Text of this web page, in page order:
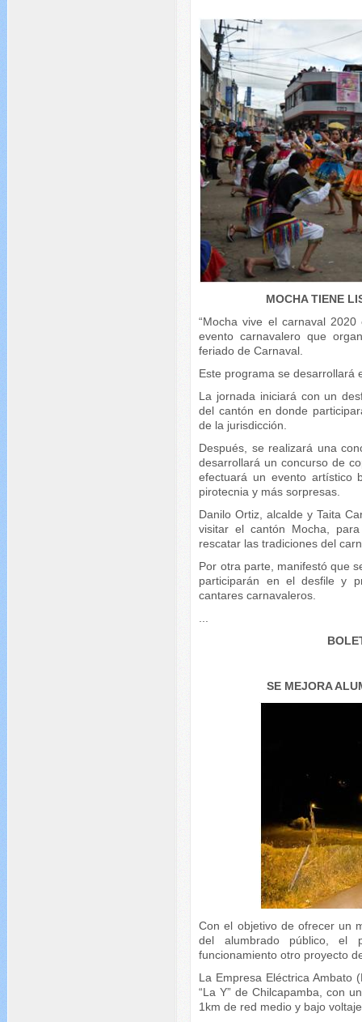
MOCHA TIENE
“Mocha vive el carnaval
evento carnavalero que
feriado de Carnaval.
Este programa se desarrollará
La jornada iniciará con un
del cantón en donde
de la jurisdicción.
Después, se realizará una
desarrollará un concurso de
efectuará un evento artístico
pirotecnia y más sorpresas.
Danilo Ortiz, alcalde y Taita
visitar el cantón Mocha,
rescatar las tradiciones del
Por otra parte, manifestó que
participarán en el desfile y
cantares carnavaleros.
SE MEJORA
Con el objetivo de ofrecer un
del alumbrado público, el
funcionamiento otro proyecto
La Empresa Eléctrica Ambato
“La Y” de Chilcapamba, con
1km de red medio y bajo